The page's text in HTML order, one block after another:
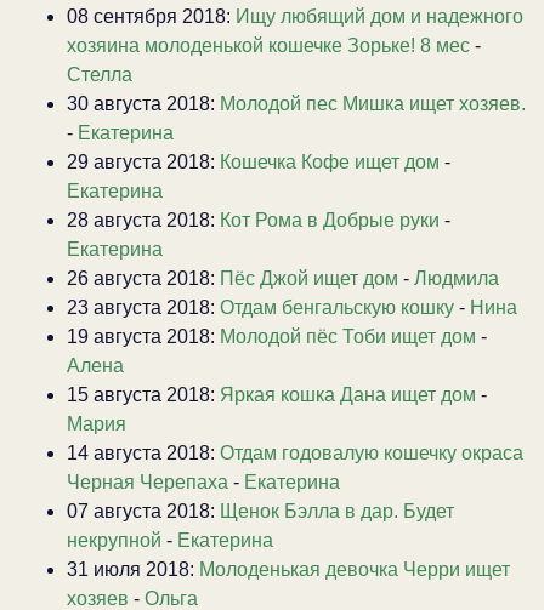
08 сентября 2018: Ищу любящий дом и надежного
хозяина молоденькой кошечке Зорьке! 8 мес -
Стелла
30 августа 2018: Молодой пес Мишка ищет хозяев.
- Екатерина
29 августа 2018: Кошечка Кофе ищет дом -
Екатерина
28 августа 2018: Кот Рома в Добрые руки -
Екатерина
26 августа 2018: Пёс Джой ищет дом - Людмила
23 августа 2018: Отдам бенгальскую кошку - Нина
19 августа 2018: Молодой пёс Тоби ищет дом -
Алена
15 августа 2018: Яркая кошка Дана ищет дом -
Мария
14 августа 2018: Отдам годовалую кошечку окраса
Черная Черепаха - Екатерина
07 августа 2018: Щенок Бэлла в дар. Будет
некрупной - Екатерина
31 июля 2018: Молоденькая девочка Черри ищет
хозяев - Ольга